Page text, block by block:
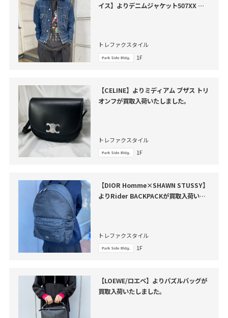
イス】よりデニムジャケット507XX が
トレファクスタイル
1F
【CELINE】よりミディアム ブザス トリ
オンフが買取入荷いたしました。
トレファクスタイル
1F
【DIOR Homme×SHAWN STUSSY】
よりRider BACKPACKが買取入荷いた
トレファクスタイル
1F
【LOEWE/ロエベ】よりパズルバッグが
買取入荷いたしました。